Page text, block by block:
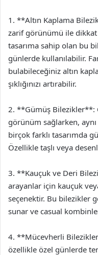
1. **Altın Kaplama
zarif görünümü ile dikkat
tasarıma sahip olan bu
günlerde kullanılabilir.
bulabileceğiniz altın
şıklığınızı artırabilir.
2. **Gümüş Bilezikler**:
görünüm sağlarken, aynı
birçok farklı tasarımda
Özellikle taşlı veya
3. **Kauçuk ve Deri
arayanlar için kauçuk
seçenektir. Bu bilezikler
sunar ve casual
4. **Mücevherli
özellikle özel günlerde